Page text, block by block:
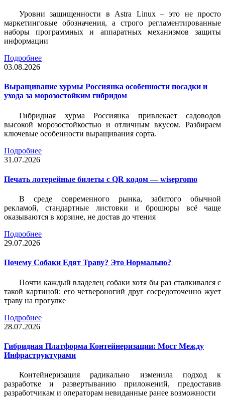
Уровни защищенности в Astra Linux – это не просто
маркетинговые обозначения, а строго регламентированные
наборы программных и аппаратных механизмов защиты
информации
Подробнее
03.08.2026
Выращивание хурмы Россиянка особенности посадки и
ухода за морозостойким гибридом
Гибридная хурма Россиянка привлекает садоводов
высокой морозостойкостью и отличным вкусом. Разбираем
ключевые особенности выращивания сорта.
Подробнее
31.07.2026
Печать лотерейные билеты c QR кодом — wisepromo
В среде современного рынка, забитого обычной
рекламой, стандартные листовки и брошюры всё чаще
оказываются в корзине, не достав до чтения
Подробнее
29.07.2026
Почему Собаки Едят Траву? Это Нормально?
Почти каждый владелец собаки хотя бы раз сталкивался с
такой картиной: его четвероногий друг сосредоточенно жует
траву на прогулке
Подробнее
28.07.2026
Гибридная Платформа Контейнеризации: Мост Между
Инфраструктурами
Контейнеризация радикально изменила подход к
разработке и развертыванию приложений, предоставив
разработчикам и операторам невиданные ранее возможности